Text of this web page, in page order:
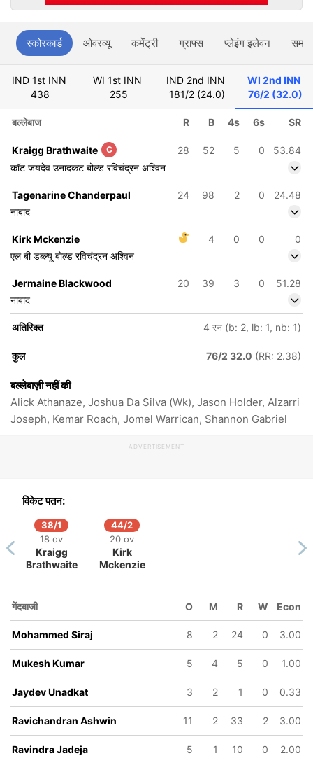
स्कोरकार्ड ओवरव्यू कमेंट्री ग्राफ्स प्लेइंग इलेवन
IND 1st INN
438
WI 1st INN
255
IND 2nd INN
181/2 (24.0)
WI 2nd INN
76/2 (32.0)
115.4 ov
बल्लेबाज R B 4s 6s SR
Kraigg Brathwaite C 28 52 5 0
53.84
कॉट जयदेव उनादकट बोल्ड रविचंद्रन अश्विन
Tagenarine Chanderpaul 24 98 2 0
24.48
नाबाद
Kirk Mckenzie 4 0 0
0
एल बी डब्ल्यू बोल्ड रविचंद्रन अश्विन
Jermaine Blackwood 20 39 3 0
51.28
नाबाद
अतिरिक्त 4 रन (b: 2, lb: 1, nb: 1)
कुल 76/2 32.0 (RR: 2.38)
बल्लेबाज़ी नहीं की
Alick Athanaze, Joshua Da Silva (Wk), Jason Holder, Alzarri
Joseph, Kemar Roach, Jomel Warrican, Shannon Gabriel
ADVERTISEMENT
विकेट पतन:
38/1
18 ov
Kraigg
Brathwaite
44/2
20 ov
Kirk
Mckenzie
गेंदबाजी O M R W Econ
Mohammed Siraj 8 2 24 0 3.00
Mukesh Kumar 5 4 5 0 1.00
Jaydev Unadkat 3 2 1 0 0.33
Ravichandran Ashwin 11 2 33 2 3.00
Ravindra Jadeja 5 1 10 0 2.00